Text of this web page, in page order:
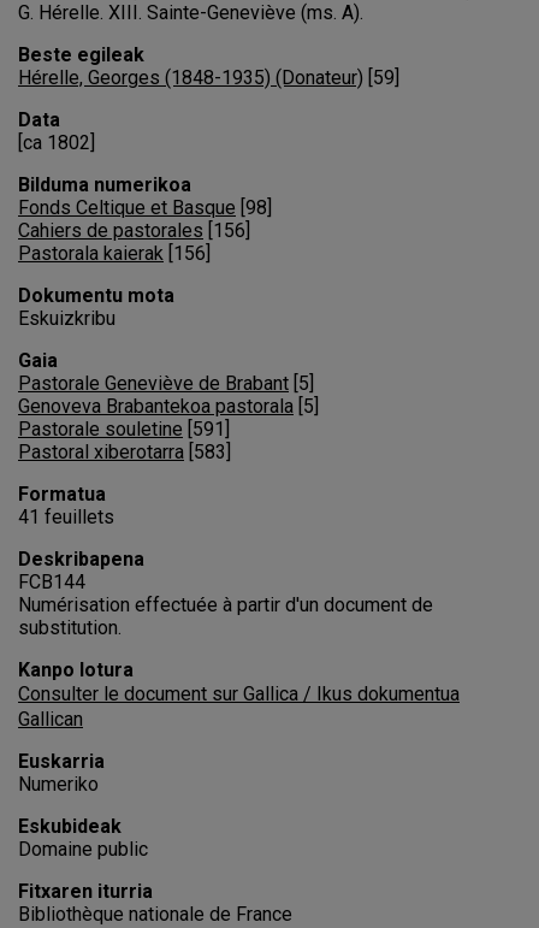
G. Hérelle. XIII. Sainte-Geneviève (ms. A).
Beste egileak
Hérelle, Georges (1848-1935) (Donateur) 59
Data
[ca 1802]
Bilduma numerikoa
Fonds Celtique et Basque 98
Cahiers de pastorales 156
Pastorala kaierak 156
Dokumentu mota
Eskuizkribu
Gaia
Pastorale Geneviève de Brabant 5
Genoveva Brabantekoa pastorala 5
Pastorale souletine 591
Pastoral xiberotarra 583
Formatua
41 feuillets
Deskribapena
FCB144
Numérisation effectuée à partir d'un document de
substitution.
Kanpo lotura
Consulter le document sur Gallica / Ikus dokumentua
Gallican
Euskarria
Numeriko
Eskubideak
Domaine public
Fitxaren iturria
Bibliothèque nationale de France